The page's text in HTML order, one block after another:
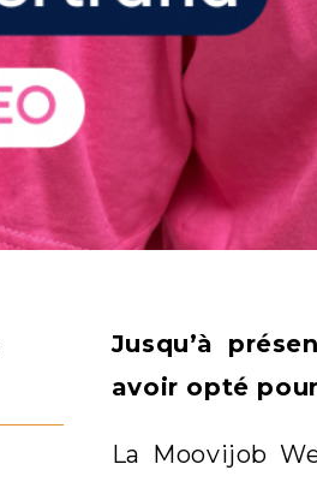
Jusqu’à
avoir opté
La Moovijob